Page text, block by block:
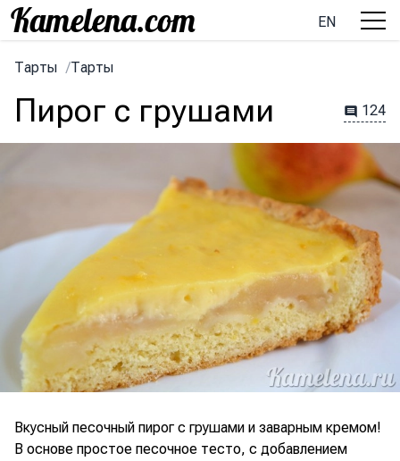
EN
Тарты /Тарты
Пирог с грушами 124
Вкусный песочный пирог с грушами и заварным кремом!
В основе простое песочное тесто, с добавлением